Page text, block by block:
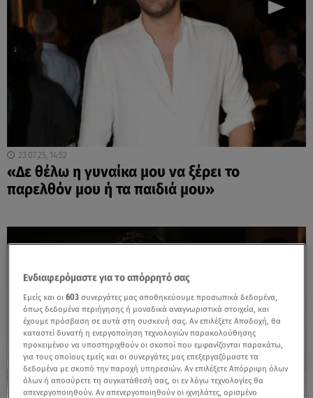
23.07.25, 14:52
«Δε θέλω η γυναίκα μου να ξέρει το
παρελθόν μου ή τα παιδιά μου»
Ενδιαφερόμαστε για το απόρρητό σας
Εμείς και οι603 συνεργάτες μας αποθηκεύουμε προσωπικά δεδομένα,
όπως δεδομένα περιήγησης ή μοναδικά αναγνωριστικά στοιχεία, και
έχουμε πρόσβαση σε αυτά στη συσκευή σας. Αν επιλέξετε Αποδοχή, θα
καταστεί δυνατή η ενεργοποίηση τεχνολογιών παρακολούθησης
προκειμένου να υποστηριχθούν οι σκοποί που εμφανίζονται παρακάτω,
για τους οποίους εμείς και οι συνεργάτες μας επεξεργαζόμαστε τα
δεδομένα με σκοπό την παροχή υπηρεσιών. Αν επιλέξετε Απόρριψη όλων
όλων ή αποσύρετε τη συγκατάθεσή σας, οι εν λόγω τεχνολογίες θα
απενεργοποιηθούν. Αν απενεργοποιηθούν οι ιχνηλάτες, ορισμένο